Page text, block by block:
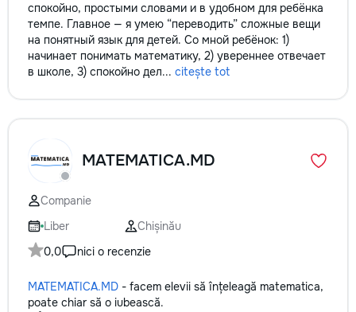
спокойно, простыми словами и в удобном для ребёнка
темпе. Главное — я умею “переводить” сложные вещи
на понятный язык для детей. Со мной ребёнок: 1)
начинает понимать математику, 2) увереннее отвечает
в школе, 3) спокойно дел... citește tot
MATEMATICA.MD
Companie
Liber
Chișinău
0,0
nici o recenzie
MATEMATICA.MD - facem elevii să înțeleagă matematica,
poate chiar să o iubească.